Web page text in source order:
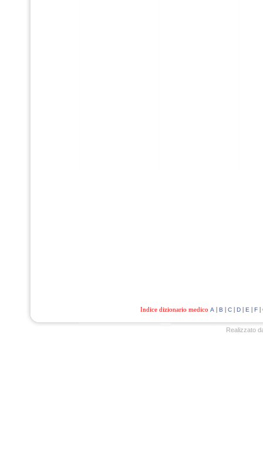
Indice dizionario medico A | B | C| D| E | F|
Realizzato